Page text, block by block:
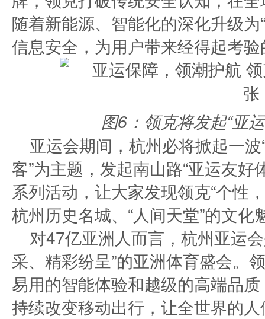
随着新能源、智能化的深化升级
信息安全，为用户带来经得起考
图6：领克将发起“亚
亚运会期间，杭州必将掀起一
客”为主题，发起南山路“亚运友好
系列活动，让大家发现领克“个性
杭州历史名城、“人间天堂”的文化
对47亿亚洲人而言，杭州亚运
采、精彩纷呈”的亚洲体育盛会。
易用的智能体验和越级的高端品
持续改变移动出行，让全世界的